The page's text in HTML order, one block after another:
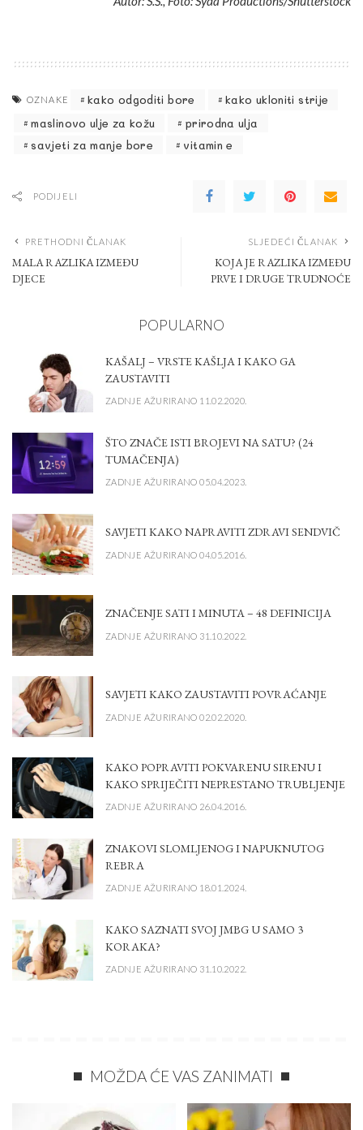
OZNAKE kako odgoditi bore
kako ukloniti strije
maslinovo ulje za kožu
prirodna ulja
savjeti za manje bore
vitamin e
PODIJELI
PRETHODNI ČLANAK
MALA RAZLIKA IZMEĐU
DJECE
SLJEDEĆI ČLANAK
KOJA JE RAZLIKA IZMEĐU
PRVE I DRUGE TRUDNOĆE
POPULARNO
KAŠALJ – VRSTE KAŠLJA I KAKO GA
ZAUSTAVITI
ZADNJE AŽURIRANO 11.02.2020.
ŠTO ZNAČE ISTI BROJEVI NA SATU? (24
TUMAČENJA)
ZADNJE AŽURIRANO 05.04.2023.
SAVJETI KAKO NAPRAVITI ZDRAVI SENDVIČ
ZADNJE AŽURIRANO 04.05.2016.
ZNAČENJE SATI I MINUTA – 48 DEFINICIJA
ZADNJE AŽURIRANO 31.10.2022.
SAVJETI KAKO ZAUSTAVITI POVRAĆANJE
ZADNJE AŽURIRANO 02.02.2020.
KAKO POPRAVITI POKVARENU SIRENU I
KAKO SPRIJEČITI NEPRESTANO TRUBLJENJE
ZADNJE AŽURIRANO 26.04.2016.
ZNAKOVI SLOMLJENOG I NAPUKNUTOG
REBRA
ZADNJE AŽURIRANO 18.01.2024.
KAKO SAZNATI SVOJ JMBG U SAMO 3
KORAKA?
ZADNJE AŽURIRANO 31.10.2022.
MOŽDA ĆE VAS ZANIMATI